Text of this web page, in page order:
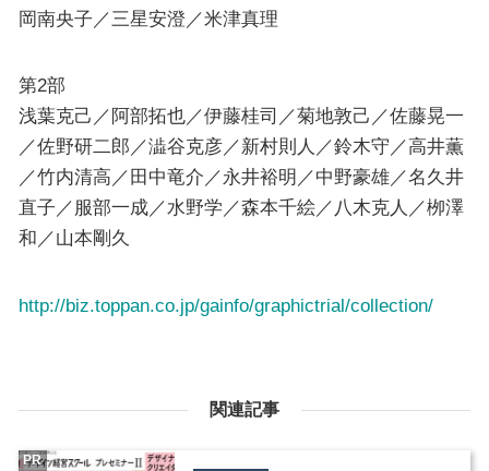
岡南央子／三星安澄／米津真理
第2部
浅葉克己／阿部拓也／伊藤桂司／菊地敦己／佐藤晃一
／佐野研二郎／澁谷克彦／新村則人／鈴木守／高井薫
／竹内清高／田中竜介／永井裕明／中野豪雄／名久井
直子／服部一成／水野学／森本千絵／八木克人／栁澤
和／山本剛久
http://biz.toppan.co.jp/gainfo/graphictrial/collection/
関連記事
PR